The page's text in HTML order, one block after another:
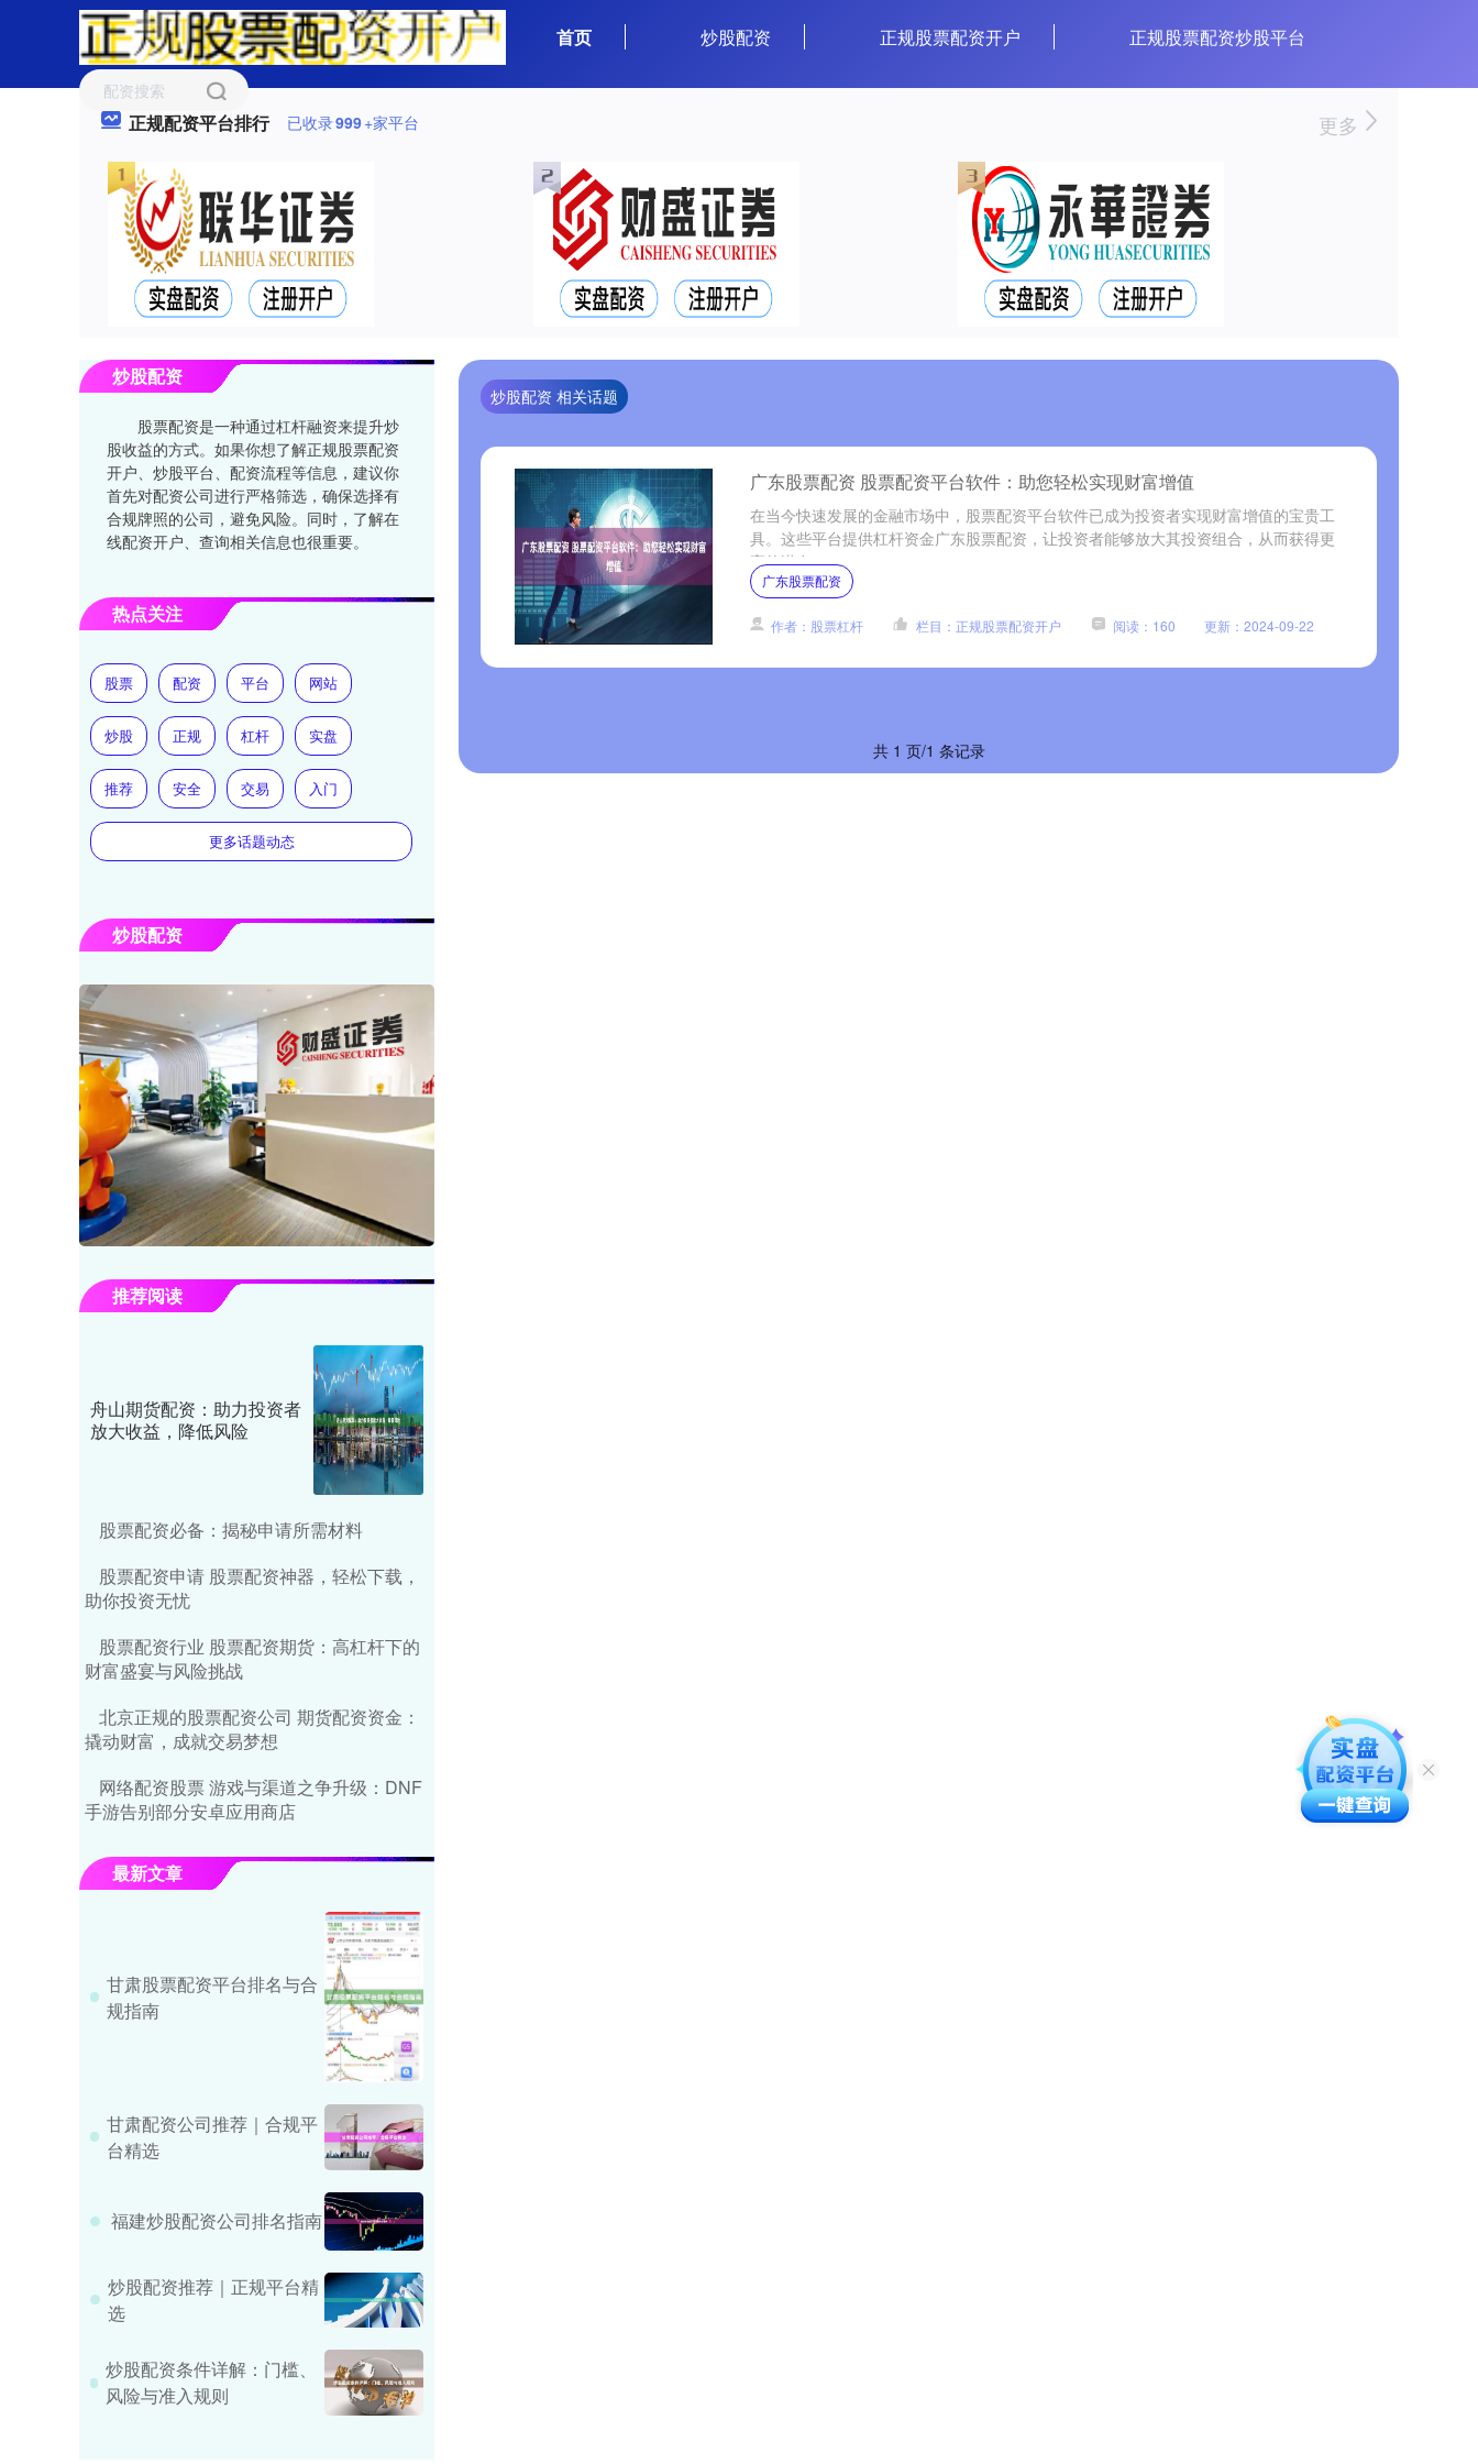
首页 炒股配资 正规股票配资开户 正规股票配资炒股平台
正规配资平台排行 已收录999+家平台 更多
炒股配资 相关话题
广东股票配资 股票配资平台软件：助您轻松实现财富增值
在当今快速发展的金融市场中，股票配资平台软件已成为投资者实现财富增值的宝贵工
具。这些平台提供杠杆资金广东股票配资，让投资者能够放大其投资组合，从而获得更
高的潜在....
广东股票配资
作者：股票杠杆 栏目：正规股票配资开户 阅读：160 更新：2024-09-22
共 1 页/1 条记录
炒股配资
股票配资是一种通过杠杆融资来提升炒
股收益的方式。如果你想了解正规股票配资
开户、炒股平台、配资流程等信息，建议你
首先对配资公司进行严格筛选，确保选择有
合规牌照的公司，避免风险。同时，了解在
线配资开户、查询相关信息也很重要。
热点关注
股票 配资 平台 网站
炒股 正规 杠杆 实盘
推荐 安全 交易 入门
更多话题动态
炒股配资
推荐阅读
舟山期货配资：助力投资者
放大收益，降低风险
股票配资必备：揭秘申请所需材料
股票配资申请 股票配资神器，轻松下载，
助你投资无忧
股票配资行业 股票配资期货：高杠杆下的
财富盛宴与风险挑战
北京正规的股票配资公司 期货配资资金：
撬动财富，成就交易梦想
网络配资股票 游戏与渠道之争升级：DNF
手游告别部分安卓应用商店
最新文章
甘肃股票配资平台排名与合
规指南
甘肃配资公司推荐｜合规平
台精选
福建炒股配资公司排名指南
炒股配资推荐｜正规平台精
选
炒股配资条件详解：门槛、
风险与准入规则